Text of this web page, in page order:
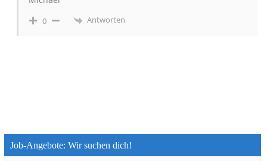
0 Antworten
Job-Angebote: Wir suchen dich!